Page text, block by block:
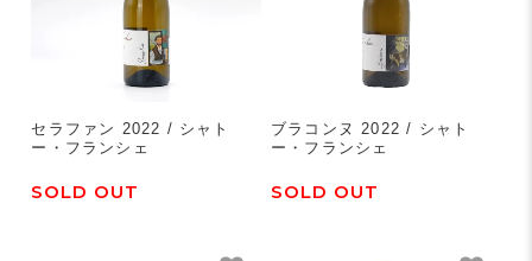
セラファン 2022 / シャト
ー・フランシェ
SOLD OUT
ブラコンヌ 2022 / シャト
ー・フランシェ
SOLD OUT